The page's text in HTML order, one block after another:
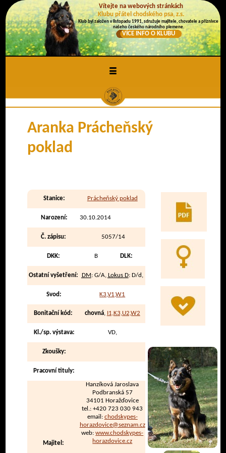
Vítejte na webových stránkách
Klubu přátel chodského psa, z.s.
Klub byl založen v listopadu 1991, sdružuje majitele, chovatele a příznivce
našeho českého národního plemene.
VÍCE INFO O KLUBU
≡
Aranka Prácheňský
poklad
Stanice: Prácheňský poklad
Narození: 30.10.2014
Č. zápisu: 5057/14
DKK: B DLK:
Ostatní vyšetření: DM : G/A, Lokus D: D/d,
Svod: K3,V1,W1
Bonitační kód: chovná, I1,K3,U2,W2
Kl./sp. výstava: VD,
Zkoušky:
Pracovní tituly:
Majitel:
Hanzíková Jaroslava
Podbranská 57
34101 Horažďovice
tel.: +420 723 030 943
email: chodskypes-
horazdovice@seznam.cz
web:www.chodskypes-
horazdovice.cz